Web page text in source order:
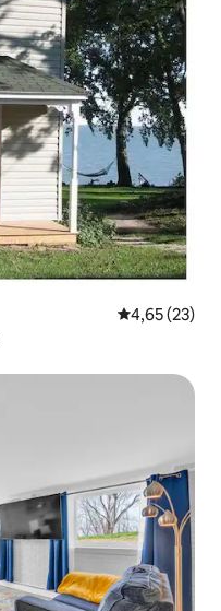
Gemiddelde
4,65 (23)